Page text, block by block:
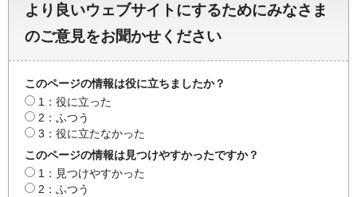
より良いウェブサイトにするためにみなさま
のご意見をお聞かせください
このページの情報は役に立ちましたか？
1：役に立った
2：ふつう
3：役に立たなかった
このページの情報は見つけやすかったですか？
1：見つけやすかった
2：ふつう